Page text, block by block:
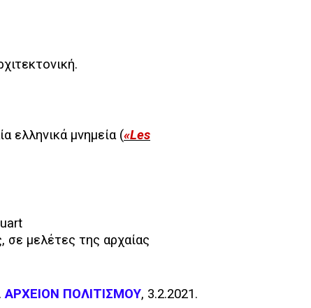
ελληνικά μνημεία («Les
σε μελέτες της αρχαίας
ΑΡΧΕΙΟΝ ΠΟΛΙΤΙΣΜΟΥ, 3.2.2021.